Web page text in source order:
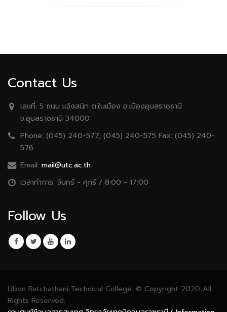
Contact Us
เลขที่: 5 ถนน เเจ้งสนิท ต.ในเมือง อ.เมืองอุบลราชธานี
จ.อุบลราชธานี 34000
Phone: (045) 240-577, (045) 240-575 Fax: (045) 240-
576
Email: mail@utc.ac.th
เวลาทำการ: จันทร์ - ศุกร์ / 8:00 - 17:00
Follow Us
Ubon Ratchathani Technical College. © Copyright 2020 All
Rights Reserved.